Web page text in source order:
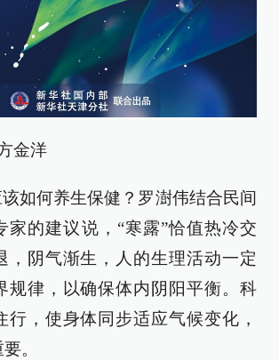
金洋
该如何养生保健？罗澍伟结合民间
家的建议说，“寒露”恰值热冷交
，阴气渐生，人的生理活动一定
规律，以确保体内阴阳平衡。科
行，使身体同步适应气候变化，
。